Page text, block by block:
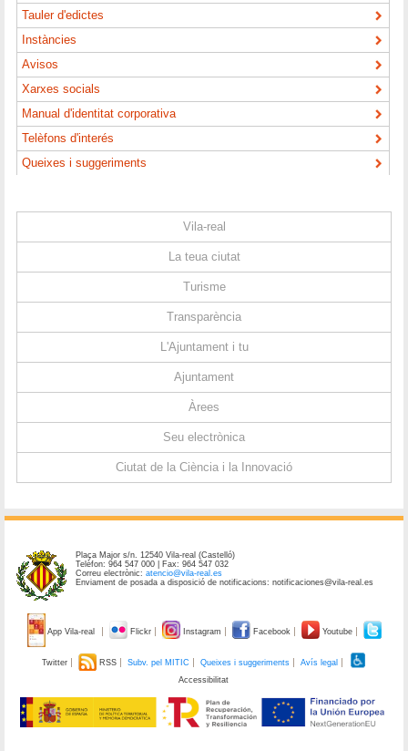
Tauler d'edictes
Instàncies
Avisos
Xarxes socials
Manual d'identitat corporativa
Telèfons d'interés
Queixes i suggeriments
Vila-real
La teua ciutat
Turisme
Transparència
L'Ajuntament i tu
Ajuntament
Àrees
Seu electrònica
Ciutat de la Ciència i la Innovació
Plaça Major s/n. 12540 Vila-real (Castelló)
Telèfon: 964 547 000 | Fax: 964 547 032
Correu electrònic:atencio@vila-real.es
Enviament de posada a disposició de notificacions: notificaciones@vila-real.es
App Vila-real Flickr Instagram Facebook Youtube
Twitter RSS Subv. pel MITIC Queixes i suggeriments
Avís legal
Accessibilitat